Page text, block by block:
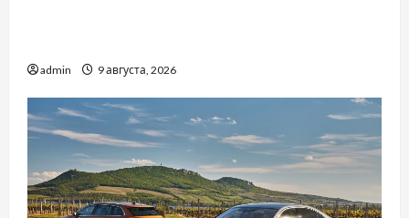
admin 9 августа, 2026